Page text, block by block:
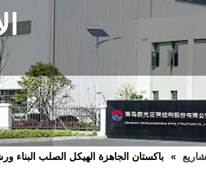
» باكستان الجاهزة الهيكل الصلب البناء